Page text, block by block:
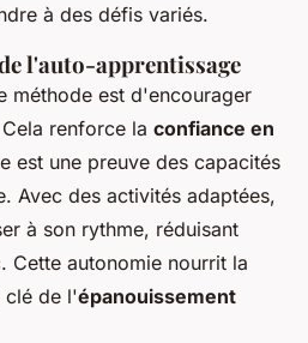
à des défis variés.
l'auto-apprentissage
méthode est d'encourager
renforce la confiance en
est une preuve des capacités
Avec des activités adaptées,
à son rythme, réduisant
Cette autonomie nourrit la
clé de l'épanouissement